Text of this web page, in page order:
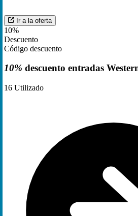
Ir a la oferta
10%
Descuento
Código descuento
10% descuento entradas
16 Utilizado